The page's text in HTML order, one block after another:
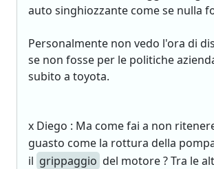
auto singhiozzante come se nulla
Personalmente non vedo l'ora di
se non fosse per le politiche
subito a toyota.
x Diego : Ma come fai a non
guasto come la rottura della
il grippaggio del motore ? Tra le